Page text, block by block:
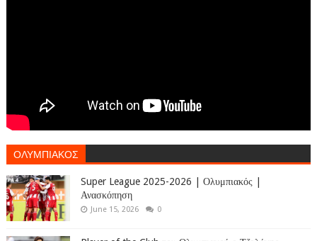
ΟΛΥΜΠΙΑΚΟΣ
Super League 2025-2026 | Ολυμπιακός |
Ανασκόπηση
June 15, 2026 0